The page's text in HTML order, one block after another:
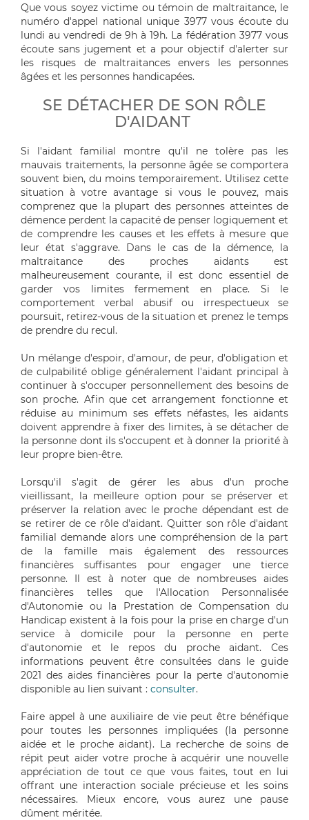
Que vous soyez victime ou témoin de maltraitance, le
numéro d'appel national unique 3977 vous écoute du
lundi au vendredi de 9h à 19h. La fédération 3977 vous
écoute sans jugement et a pour objectif d'alerter sur
les risques de maltraitances envers les personnes
âgées et les personnes handicapées.
SE DÉTACHER DE SON RÔLE
D'AIDANT
Si l'aidant familial montre qu'il ne tolère pas les
mauvais traitements, la personne âgée se comportera
souvent bien, du moins temporairement. Utilisez cette
situation à votre avantage si vous le pouvez, mais
comprenez que la plupart des personnes atteintes de
démence perdent la capacité de penser logiquement et
de comprendre les causes et les effets à mesure que
leur état s'aggrave. Dans le cas de la démence, la
maltraitance des proches aidants est
malheureusement courante, il est donc essentiel de
garder vos limites fermement en place. Si le
comportement verbal abusif ou irrespectueux se
poursuit, retirez-vous de la situation et prenez le temps
de prendre du recul.
Un mélange d'espoir, d'amour, de peur, d'obligation et
de culpabilité oblige généralement l'aidant principal à
continuer à s'occuper personnellement des besoins de
son proche. Afin que cet arrangement fonctionne et
réduise au minimum ses effets néfastes, les aidants
doivent apprendre à fixer des limites, à se détacher de
la personne dont ils s'occupent et à donner la priorité à
leur propre bien-être.
Lorsqu'il s'agit de gérer les abus d'un proche
vieillissant, la meilleure option pour se préserver et
préserver la relation avec le proche dépendant est de
se retirer de ce rôle d'aidant. Quitter son rôle d'aidant
familial demande alors une compréhension de la part
de la famille mais également des ressources
financières suffisantes pour engager une tierce
personne. Il est à noter que de nombreuses aides
financières telles que l'Allocation Personnalisée
d'Autonomie ou la Prestation de Compensation du
Handicap existent à la fois pour la prise en charge d'un
service à domicile pour la personne en perte
d'autonomie et le repos du proche aidant. Ces
informations peuvent être consultées dans le guide
2021 des aides financières pour la perte d'autonomie
disponible au lien suivant : consulter.
Faire appel à une auxiliaire de vie peut être bénéfique
pour toutes les personnes impliquées (la personne
aidée et le proche aidant). La recherche de soins de
répit peut aider votre proche à acquérir une nouvelle
appréciation de tout ce que vous faites, tout en lui
offrant une interaction sociale précieuse et les soins
nécessaires. Mieux encore, vous aurez une pause
dûment méritée.